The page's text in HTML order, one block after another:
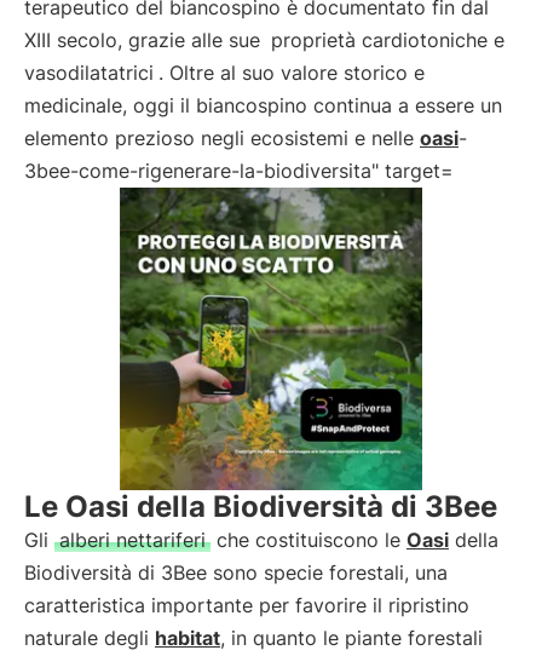
terapeutico del biancospino è documentato fin dal
XIII secolo, grazie alle sue proprietà cardiotoniche e
vasodilatatrici . Oltre al suo valore storico e
medicinale, oggi il biancospino continua a essere un
elemento prezioso negli ecosistemi e nelle oasi-
3bee-come-rigenerare-la-biodiversita" target=
Le Oasi della Biodiversità di 3Bee
Gli alberi nettariferi che costituiscono le Oasi della
Biodiversità di 3Bee sono specie forestali, una
caratteristica importante per favorire il ripristino
naturale degli habitat, in quanto le piante forestali